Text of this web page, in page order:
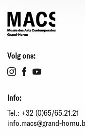
Volg ons:
Info:
Tel.: +32 (0)65/65.21.21
info.macs@grand-